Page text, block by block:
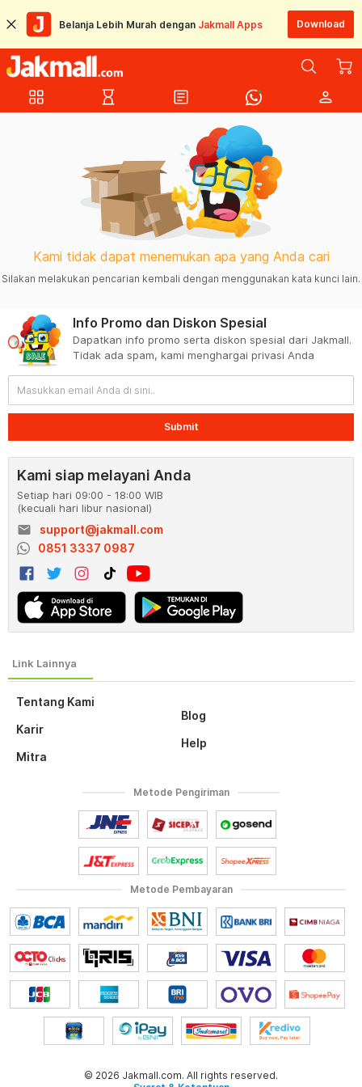
Belanja Lebih Murah dengan Jakmall Apps Download
grid_view hourglass_empty article person
Kami tidak dapat menemukan apa yang Anda cari
Silakan melakukan pencarian kembali dengan menggunakan kata kunci lain.
Tentang Kami
Karir
Mitra
Blog
Help
Info Promo dan Diskon Spesial
Dapatkan info promo serta diskon spesial dari Jakmall.
Tidak ada spam, kami menghargai privasi Anda
Submit
Kami siap melayani Anda
Setiap hari 09:00 - 18:00 WIB
(kecuali hari libur nasional)
email
support@jakmall.com
0851 3337 0987
Metode Pembayaran
Metode Pengiriman
© 2026 Jakmall.com. All rights reserved.